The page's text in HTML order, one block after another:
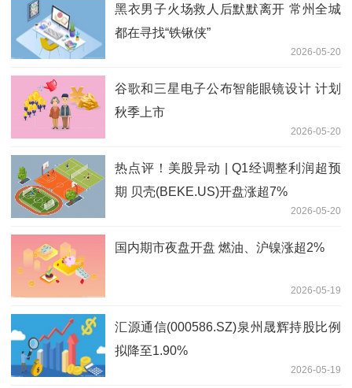
黑衣男子火场救人后默默离开 常州全城
都在寻找“铁锹侠”
2026-05-20
谷歌和三星电子公布智能眼镜设计 计划
秋季上市
2026-05-20
热点评！美股异动 | Q1经调整利润超预
期 贝壳(BEKE.US)开盘涨超7%
2026-05-20
国内期市夜盘开盘 燃油、沪镍涨超2%
2026-05-19
汇源通信(000586.SZ)泉州晟辉持股比例
拟降至1.90%
2026-05-19